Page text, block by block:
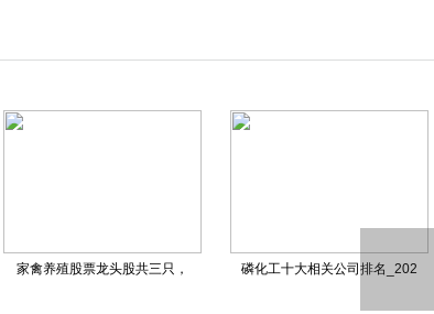
家禽养殖股票龙头股共三只， 磷化工十大相关公司排名_202